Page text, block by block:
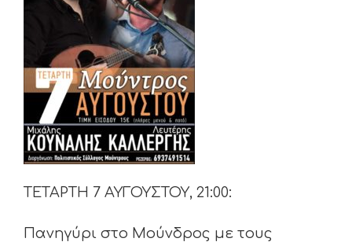
ΤΕΤΑΡΤΗ 7 ΑΥΓΟΥΣΤΟΥ, 21:00:
Πανηγύρι στο Μούνδρος με τους